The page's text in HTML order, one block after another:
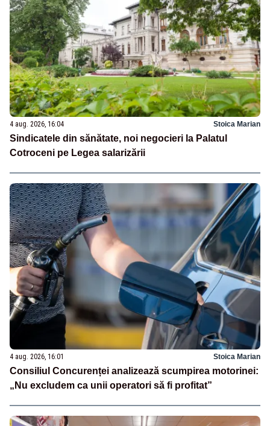
4 aug. 2026, 16:04 Stoica Marian
Sindicatele din sănătate, noi negocieri la Palatul
Cotroceni pe Legea salarizării
4 aug. 2026, 16:01 Stoica Marian
Consiliul Concurenței analizează scumpirea motorinei:
„Nu excludem ca unii operatori să fi profitat”